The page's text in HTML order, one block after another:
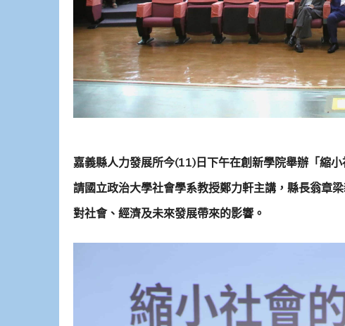
嘉義縣人力發展所今(11)日下午在創新學院舉辦「縮
請國立政治大學社會學系教授鄭力軒主講，縣長翁章
對社會、經濟及未來發展帶來的影響。